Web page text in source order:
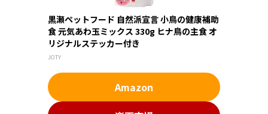
黒瀬ペットフード 自然派宣言 小鳥の健康補助
食 元気あわ玉ミックス 330g ヒナ鳥の主食 オ
リジナルステッカー付き
JOTY
Amazon